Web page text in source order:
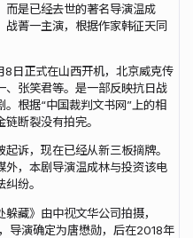
而是已经去世的著名导演温成
菁一主演，根据作家韩征天同
日正式在山西开机，北京威克传
、张笑君等。是一部反映抗日战
根据“中国裁判文书网”上的相
断裂没有拍完。
诉，现在已经从新三板摘牌。
外，本剧导演温成林与投资该电
纷。
藏》由中视文华公司拍摄，
导演确定为唐懋勋，后在2018年